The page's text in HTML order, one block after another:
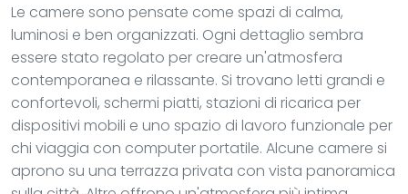
Le camere sono pensate come spazi di calma,
luminosi e ben organizzati. Ogni dettaglio sembra
essere stato regolato per creare un'atmosfera
contemporanea e rilassante. Si trovano letti grandi e
confortevoli, schermi piatti, stazioni di ricarica per
dispositivi mobili e uno spazio di lavoro funzionale per
chi viaggia con computer portatile. Alcune camere si
aprono su una terrazza privata con vista panoramica